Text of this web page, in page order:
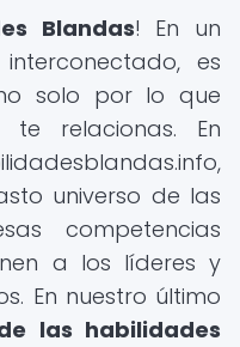
Blandas! En un
es
solo por lo que
relacionas. En
universo de las
competencias
a los líderes y
En nuestro último
las habilidades